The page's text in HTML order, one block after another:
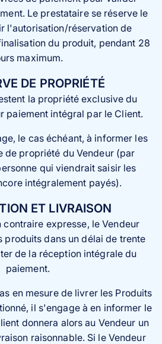
Le prestataire se réserve le
l'autorisation/réservation de
du produit, pendant 28
maximum.
DE PROPRIÉTÉ
la propriété exclusive du
paiement intégral par le Client.
le cas échéant, à informer les
de propriété du Vendeur (par
qui viendrait saisir les
intégralement payés).
ET LIVRAISON
contraire expresse, le Vendeur
produits dans un délai de trente
de la réception intégrale du
paiement.
en mesure de livrer les Produits
il s'engage à en informer le
donnera alors au Vendeur un
raisonnable. Si le Vendeur